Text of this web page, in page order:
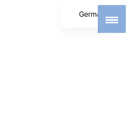
German